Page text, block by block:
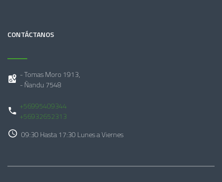
CONTÁCTANOS
- Tomas Moro 1913,
- Ñandu 7548
+56995409344
+56932652313
09:30 Hasta 17:30 Lunes a Viernes